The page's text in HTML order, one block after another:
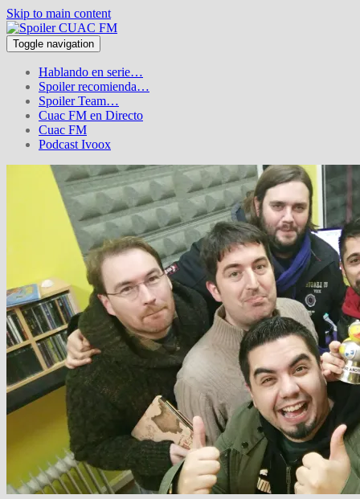
Skip to main content
Toggle navigation
Hablando en serie…
Spoiler recomienda…
Spoiler Team…
Cuac FM en Directo
Cuac FM
Podcast Ivoox